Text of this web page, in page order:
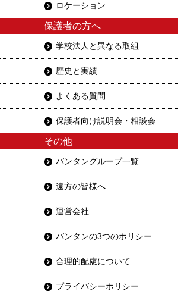
ロケーション
保護者の方へ
学校法人と異なる取組
歴史と実績
よくある質問
保護者向け説明会・相談会
その他
バンタングループ一覧
遠方の皆様へ
運営会社
バンタンの3つのポリシー
合理的配慮について
プライバシーポリシー